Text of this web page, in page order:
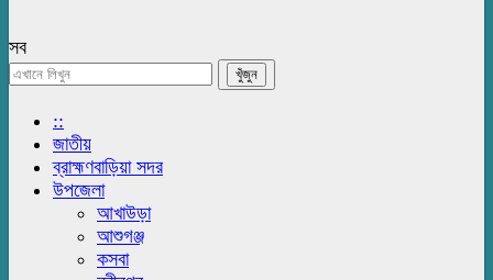
সব
::
জাতীয়
ব্রাহ্মণবাড়িয়া সদর
উপজেলা
আখাউড়া
আশুগঞ্জ
কসবা